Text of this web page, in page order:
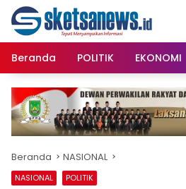
content
Langsung
konten
Beranda
POLITIK EKONOMI
Beranda NASIONAL
NASIONAL POLITIK